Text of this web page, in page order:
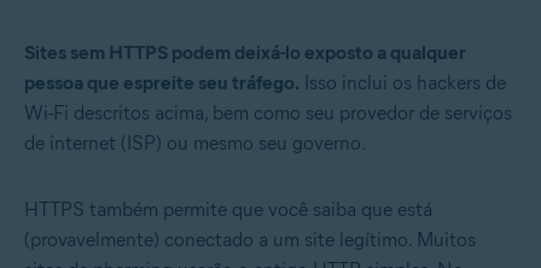
Sites sem HTTPS podem deixá-lo exposto a qualquer
pessoa que espreite seu tráfego. Isso inclui os hackers de
Wi-Fi descritos acima, bem como seu provedor de serviços
de internet (ISP) ou mesmo seu governo.
HTTPS também permite que você saiba que está
(provavelmente) conectado a um site legítimo. Muitos